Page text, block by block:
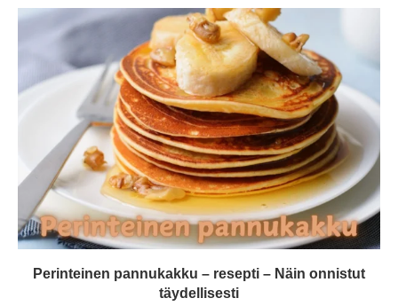
Perinteinen pannukakku – resepti – Näin onnistut
täydellisesti